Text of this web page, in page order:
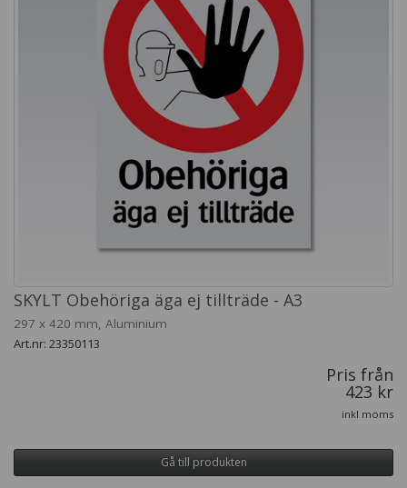
SKYLT Obehöriga äga ej tillträde - A3
297 x 420 mm, Aluminium
Art.nr: 23350113
Pris från
423 kr
inkl moms
Gå till produkten